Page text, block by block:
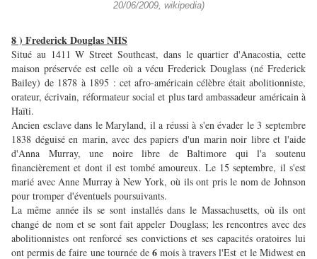
20/06/2009, wikipedia)
8 ) Frederick Douglas NHS
Situé au 1411 W Street Southeast, dans le quartier d'Anacostia, cette
maison préservée est celle où a vécu Frederick Douglass (né Frederick
Bailey) de 1878 à 1895 : cet afro-américain célèbre était abolitionniste,
orateur, écrivain, réformateur social et plus tard ambassadeur américain à
Haïti.
Ancien esclave dans le Maryland, il a réussi à s'en évader le 3 septembre
1838 déguisé en marin, avec des papiers d'un marin noir libre et l'aide
d'Anna Murray, une noire libre de Baltimore qui l'a soutenu
financièrement et dont il est tombé amoureux. Le 15 septembre, il s'est
marié avec Anne Murray à New York, où ils ont pris le nom de Johnson
pour tromper d'éventuels poursuivants.
La même année ils se sont installés dans le Massachusetts, où ils ont
changé de nom et se sont fait appeler Douglass; les rencontres avec des
abolitionnistes ont renforcé ses convictions et ses capacités oratoires lui
ont permis de faire une tournée de 6mois à travers l'Est et le Midwest en